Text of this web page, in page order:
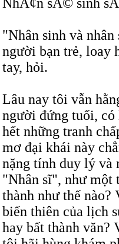
"Nhân sinh và
người bạn trẻ, loay
tay, hỏi.
Lâu nay tôi vẫn
người đứng tuổi, có
hết những tranh
mơ đại khái này
nặng tính duy lý và
"Nhân sĩ", như một
thành như thế
biến thiên của lịch
hay bất thành văn?